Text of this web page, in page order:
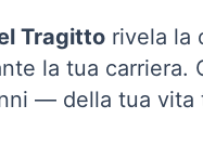
Tragitto rivela la
la tua
— della tua